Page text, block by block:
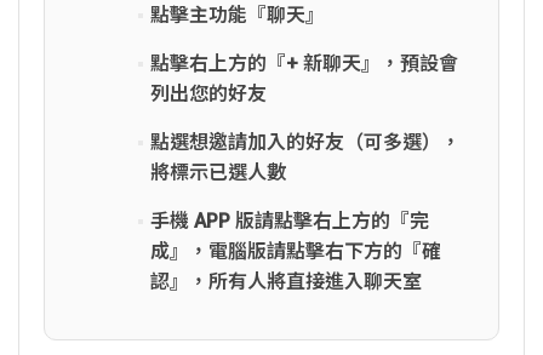
點擊主功能『聊天』
點擊右上方的『+ 新聊天』，預設會
列出您的好友
點選想邀請加入的好友（可多選），
將標示已選人數
手機 APP 版請點擊右上方的『完
成』，電腦版請點擊右下方的『確
認』，所有人將直接進入聊天室